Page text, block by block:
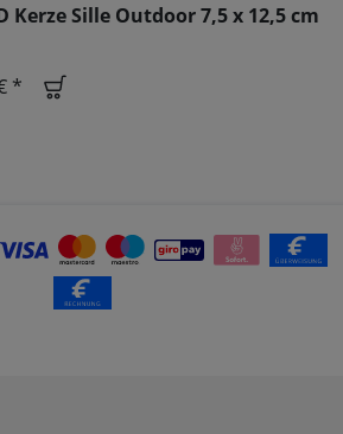
Kerze Sille Outdoor 7,5 x 12,5 cm
*